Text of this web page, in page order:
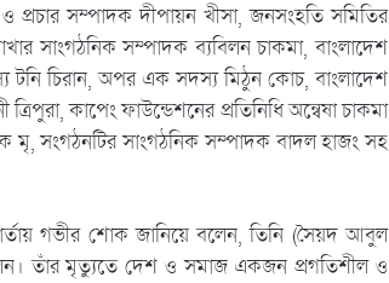
প্রচার সম্পাদক দীপায়ন খীসা, জনসংহতি সমিতির
সাংগঠনিক সম্পাদক ব্যবিলন চাকমা, বাংলাদেশ
চিরান, অপর এক সদস্য মিঠুন কোচ, বাংলাদেশ
কাপেং ফাউন্ডেশনের প্রতিনিধি অন্বেষা চাকমা
মৃ, সংগঠনটির সাংগঠনিক সম্পাদক বাদল হাজং সহ
গভীর শোক জানিয়ে বলেন, তিনি (সৈয়দ আবুল
তাঁর মৃত্যুতে দেশ ও সমাজ একজন প্রগতিশীল ও